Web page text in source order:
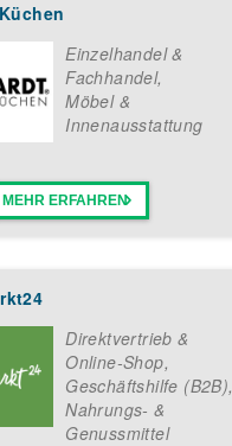
Einzelhandel &
Fachhandel,
Möbel &
Innenausstattung
MEHR ERFAHREN
Direktvertrieb &
Online-Shop,
Geschäftshilfe (B2B),
Nahrungs- &
Genussmittel